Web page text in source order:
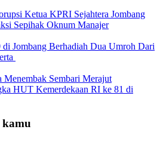
Ketua KPRI Sejahtera Jombang
Sepihak Oknum Manajer
di Jombang Berhadiah Dua Umroh Dari
Sembari Merajut
HUT Kemerdekaan RI ke 81 di
kamu